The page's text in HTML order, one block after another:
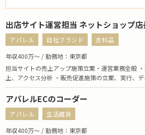
出店サイト運営担当 ネットショップ
アパレル 自社ブランド
衣料品
年収400万〜 / 勤務地：東京都
担当サイトの売上アップ施策立案・運営業務全般
上、アクセス分析 ・販売促進施策の立案、実行、
アパレルECのコーダー
アパレル
生活雑貨
年収400万〜 / 勤務地：東京都